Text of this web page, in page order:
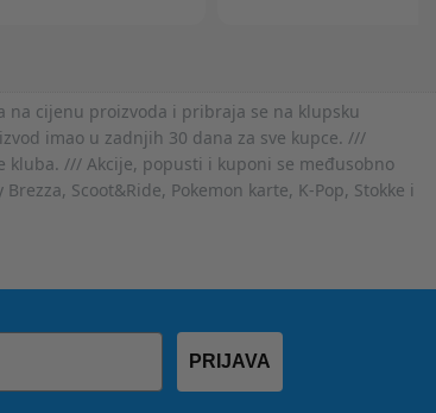
na cijenu proizvoda i pribraja se na klupsku
imao u zadnjih 30 dana za sve kupce. ///
kluba. /// Akcije, popusti i kuponi se međusobno
Scoot&Ride, Pokemon karte, K-Pop, Stokke i
PRIJAVA